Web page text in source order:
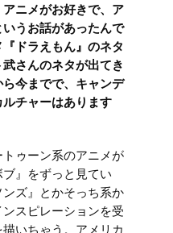
ニメがお好きで、ア
うお話があったんで
ドラえもん』のネタ
さんのネタが出てき
今までで、キャンデ
チャーはあります
ゥーン系のアニメが
』をずっと見てい
ズ』とかそっち系か
スピレーションを受